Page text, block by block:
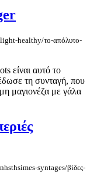
healthy/το-απόλυτο-
είναι αυτό το
τη συνταγή, που
μαγιονέζα με γάλα
syntages/βίδες-